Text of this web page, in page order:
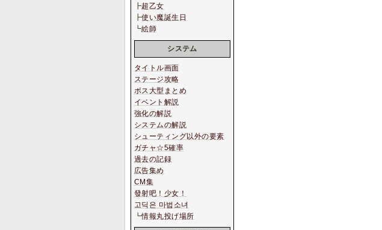
┣超乙女
┣使い魔誕生日
┗絵師
システム
タイトル画面
ステージ攻略
ボス大型まとめ
イベント解説
強化の解説
システムの解説
シューティング以外の要素
ガチャ☆5確率
過去の記録
広告集め
CM集
發射吧！少女！
고딕은 마법소녀
┗情報丸投げ場所